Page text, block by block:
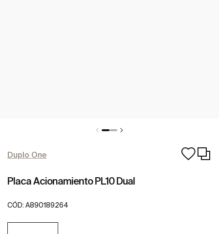
Duplo One
Placa Acionamiento PL10 Dual
CÓD: A890189264